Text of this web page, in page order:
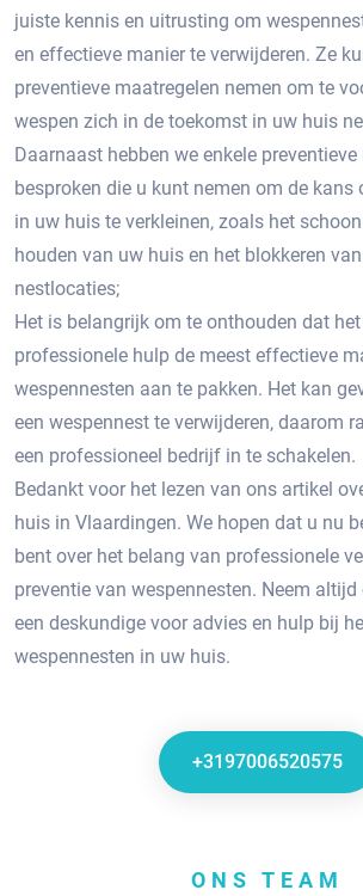
juiste kennis en uitrusting om
en effectieve manier te verwijderen. Ze
preventieve maatregelen nemen om te
wespen zich in de toekomst in uw huis
Daarnaast hebben we enkele
besproken die u kunt nemen om de kans
in uw huis te verkleinen‚ zoals het
houden van uw huis en het blokkeren
nestlocaties;
Het is belangrijk om te onthouden dat
professionele hulp de meest effectieve
wespennesten aan te pakken. Het kan
een wespennest te verwijderen‚ daarom
een ​​professioneel bedrijf in te schakelen.​
Bedankt voor het lezen van ons artikel
huis in Vlaardingen.​ We hopen dat u nu
bent over het belang van professionele
preventie van wespennesten.​ Neem
een deskundige voor advies en hulp bij
wespennesten in uw huis.​
+3197006520575
ONS TEAM